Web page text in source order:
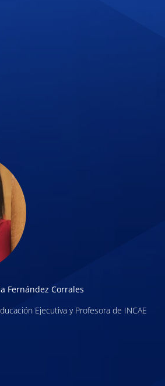
Fernández Corrales
Ejecutiva y Profesora de INCAE